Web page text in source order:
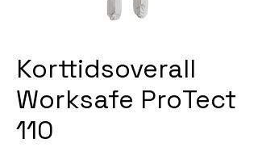
Korttidsoverall
Worksafe ProTect
110